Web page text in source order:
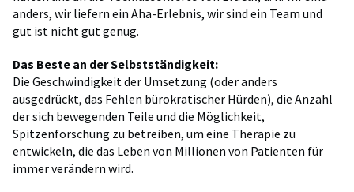
anders, wir liefern ein Aha-Erlebnis, wir sind ein Team und
gut ist nicht gut genug.
Das Beste an der Selbstständigkeit:
Die Geschwindigkeit der Umsetzung (oder anders
ausgedrückt, das Fehlen bürokratischer Hürden), die Anzahl
der sich bewegenden Teile und die Möglichkeit,
Spitzenforschung zu betreiben, um eine Therapie zu
entwickeln, die das Leben von Millionen von Patienten für
immer verändern wird.